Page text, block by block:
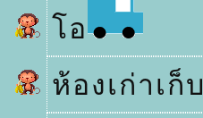
อ
ห้องเก่าเก็บ